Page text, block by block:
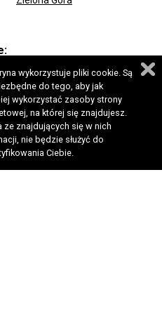
dla Niewidomych. Wszelkie prawa
perfekcyjneStrony.pl
wykorzystuje pliki cookie. Są
do tego, aby jak
wykorzystać zasoby strony
na której się znajdujesz.
ze znajdujących się w nich
nie będzie służyć do
Ciebie.